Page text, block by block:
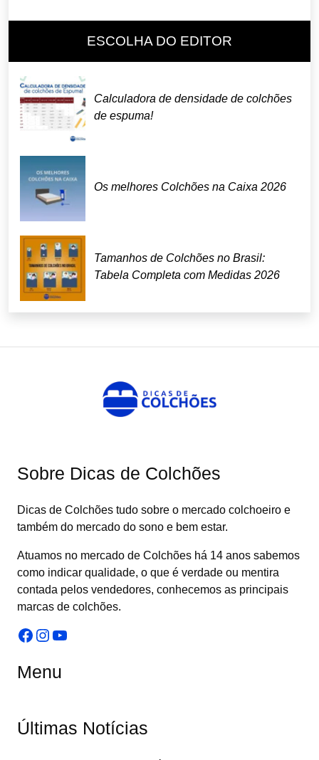
ESCOLHA DO EDITOR
Calculadora de densidade de colchões
de espuma!
Os melhores Colchões na Caixa 2026
Tamanhos de Colchões no Brasil:
Tabela Completa com Medidas 2026
Sobre Dicas de Colchões
Dicas de Colchões tudo sobre o mercado colchoeiro e
também do mercado do sono e bem estar.
Atuamos no mercado de Colchões há 14 anos sabemos
como indicar qualidade, o que é verdade ou mentira
contada pelos vendedores, conhecemos as principais
marcas de colchões.
Facebook
Instagram
Youtube
Menu
Últimas Notícias